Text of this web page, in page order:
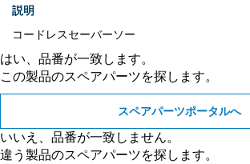
説明
コードレスセーバーソー
はい、品番が一致します。
この製品のスペアパーツを探します。
スペアパーツポータルへ
いいえ、品番が一致しません。
違う製品のスペアパーツを探します。